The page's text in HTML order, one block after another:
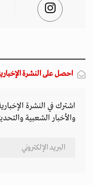
احصل على النشرة
اشترك في النشرة
والأخبار الشعبية